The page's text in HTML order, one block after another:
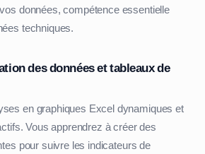
données, compétence essentielle
techniques.
des données et tableaux de
en graphiques Excel dynamiques et
Vous apprendrez à créer des
pour suivre les indicateurs de